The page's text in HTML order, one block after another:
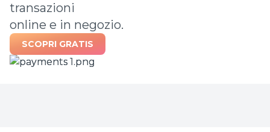
transazioni
online e in negozio.
SCOPRI GRATIS